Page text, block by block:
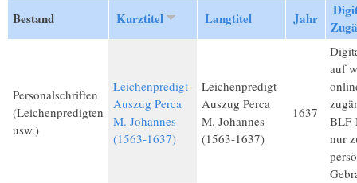
Bestand Kurztitel Langtitel Jahr
Personalschriften
(Leichenpredigten
usw.)
Leichenpredigt-
Auszug Perca
M. Johannes
(1563-1637)
Leichenpredigt-
Auszug Perca
M. Johannes
(1563-1637)
1637
auf
nur